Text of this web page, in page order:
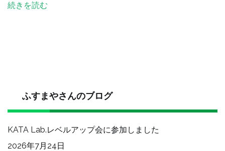
晩
へ
続きを読む
ふすまやさんのブログ
KATA Lab.レベルアップ会に参加しました
2026年7月24日